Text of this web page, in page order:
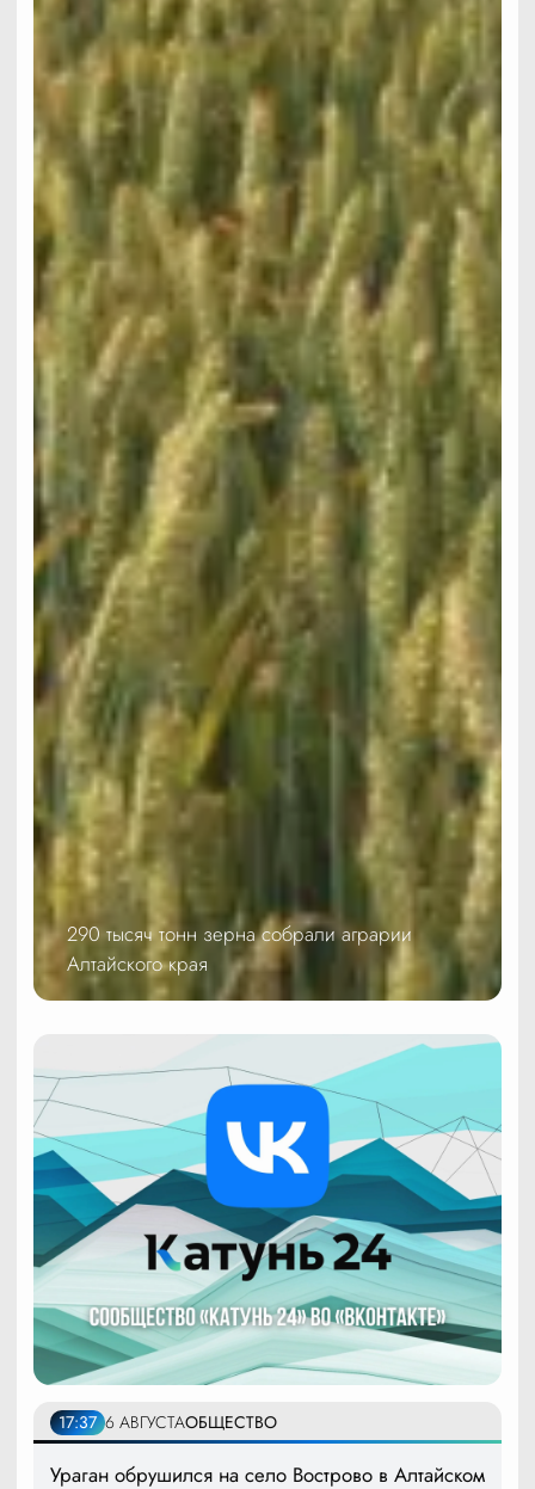
290 тысяч тонн зерна собрали аграрии
Алтайского края
17:37 6 АВГУСТАОБЩЕСТВО
Ураган обрушился на село Вострово в Алтайском